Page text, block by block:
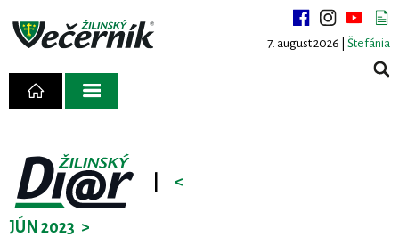
7. august 2026 | Štefánia
<
JÚN 2023 >